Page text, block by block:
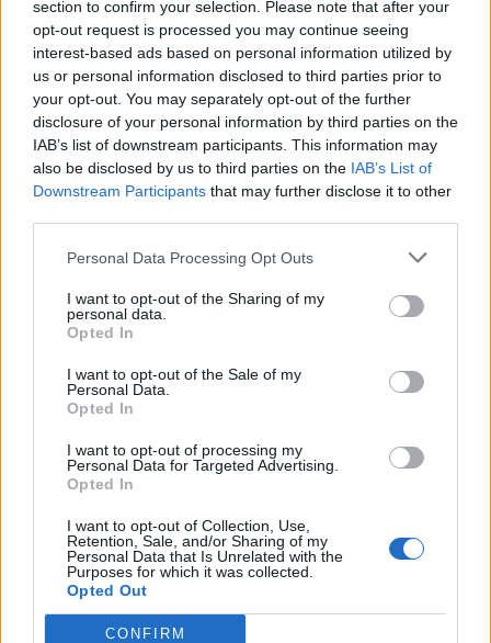
section to confirm your selection. Please note that after your
opt-out request is processed you may continue seeing
interest-based ads based on personal information utilized by
us or personal information disclosed to third parties prior to
your opt-out. You may separately opt-out of the further
disclosure of your personal information by third parties on the
IAB’s list of downstream participants. This information may
also be disclosed by us to third parties on the IAB’s List of
Downstream Participants that may further disclose it to other
Personal Data Processing Opt Outs
I want to opt-out of the Sharing of my
personal data.
Opted In
I want to opt-out of the Sale of my
Personal Data.
Opted In
I want to opt-out of processing my
Personal Data for Targeted Advertising.
Opted In
I want to opt-out of Collection, Use,
Retention, Sale, and/or Sharing of my
Personal Data that Is Unrelated with the
Purposes for which it was collected.
Opted Out
CONFIRM
Νέα Λέσχη Φιλαναγνωσίας στον Δήμο
Newsroom 28 Ιουλίου, 2026 ΡΑΦΗΝΑ -ΠΙΚΕΡΜΙ
βιβλία – Οι συναντήσεις θα πραγματοποιούνται το πρώτο
Σάββατο κάθε μήνα με…